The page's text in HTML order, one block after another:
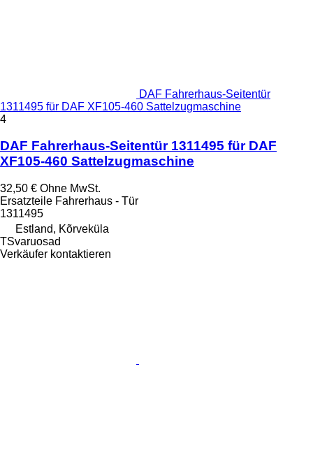
DAF Fahrerhaus-Seitentür
1311495 für DAF XF105-460 Sattelzugmaschine
4
DAF Fahrerhaus-Seitentür 1311495 für DAF
XF105-460 Sattelzugmaschine
32,50 € Ohne MwSt.
Ersatzteile Fahrerhaus - Tür
1311495
Estland, Kõrveküla
TSvaruosad
Verkäufer kontaktieren